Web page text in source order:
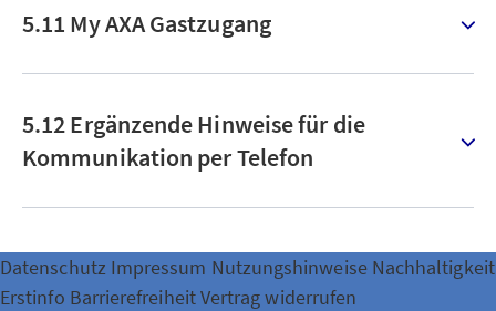
5.11 My AXA Gastzugang
5.12 Ergänzende Hinweise für die
Kommunikation per Telefon
Datenschutz Impressum Nutzungshinweise Nachhaltigkeit
Erstinfo BarrierefreiheitVertrag widerrufen